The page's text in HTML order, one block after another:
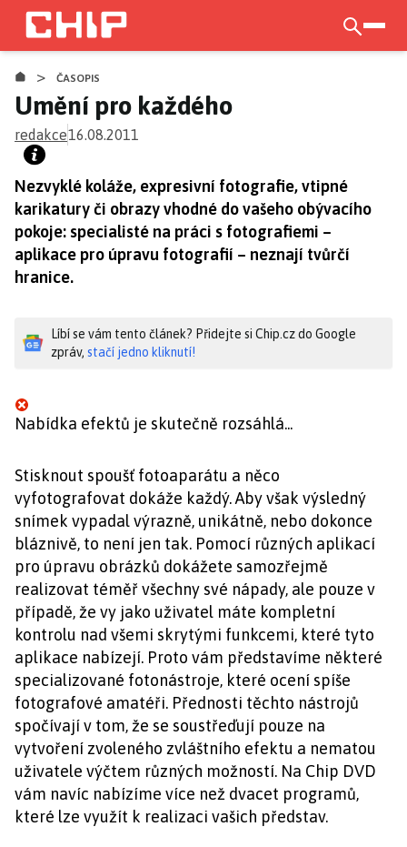
Přejít
hlavnímu
obsahu
> ČASOPIS
Umění pro každého
redakce16.08.2011
Nezvyklé koláže, expresivní fotografie, vtipné
karikatury či obrazy vhodné do vašeho obývacího
pokoje: specialisté na práci s fotografiemi –
aplikace pro úpravu fotografií – neznají tvůrčí
hranice.
Líbí se vám tento článek? Přidejte si Chip.cz do Google
zpráv, stačí jedno kliknutí!
Nabídka efektů je skutečně rozsáhlá...
Stisknout spoušť fotoaparátu a něco
vyfotografovat dokáže každý. Aby však výsledný
snímek vypadal výrazně, unikátně, nebo dokonce
bláznivě, to není jen tak. Pomocí různých aplikací
pro úpravu obrázků dokážete samozřejmě
realizovat téměř všechny své nápady, ale pouze v
případě, že vy jako uživatel máte kompletní
kontrolu nad všemi skrytými funkcemi, které tyto
aplikace nabízejí. Proto vám představíme některé
specializované fotonástroje, které ocení spíše
fotografové amatéři. Přednosti těchto nástrojů
spočívají v tom, že se soustřeďují pouze na
vytvoření zvoleného zvláštního efektu a nematou
uživatele výčtem různých možností. Na Chip DVD
vám navíc nabízíme více než dvacet programů,
které lze využít k realizaci vašich představ.